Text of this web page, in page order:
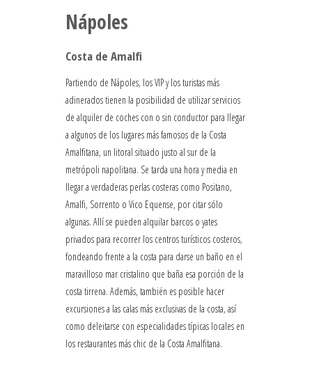
Nápoles
Costa de Amalfi
Partiendo de Nápoles, los VIP y los turistas más
adinerados tienen la posibilidad de utilizar servicios
de alquiler de coches con o sin conductor para llegar
a algunos de los lugares más famosos de la Costa
Amalfitana, un litoral situado justo al sur de la
metrópoli napolitana. Se tarda una hora y media en
llegar a verdaderas perlas costeras como Positano,
Amalfi, Sorrento o Vico Equense, por citar sólo
algunas. Allí se pueden alquilar barcos o yates
privados para recorrer los centros turísticos costeros,
fondeando frente a la costa para darse un baño en el
maravilloso mar cristalino que baña esa porción de la
costa tirrena. Además, también es posible hacer
excursiones a las calas más exclusivas de la costa, así
como deleitarse con especialidades típicas locales en
los restaurantes más chic de la Costa Amalfitana.